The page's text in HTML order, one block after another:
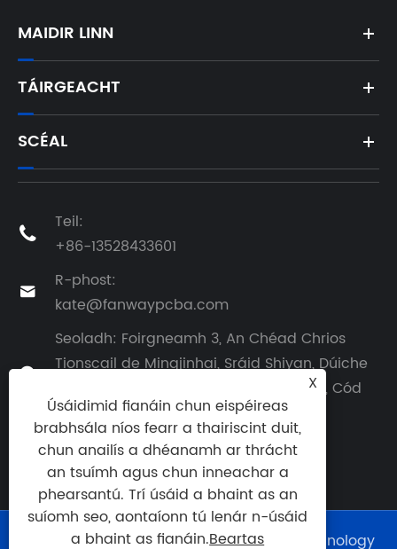
MAIDIR LINN
TÁIRGEACHT
SCÉAL

Teil:
+86-13528433601

R-phost:
kate@fanwaypcba.com

Seoladh: Foirgneamh 3, An Chéad Chrios
Tionscail de Mingjinhai, Sráid Shiyan, Dúiche
Bao'an, Shenzhen, Guangdong, an tSín, Cód
Zip: 518108
Cóipcheart © 2025 Shenzhen Fanway Technology
X
Úsáidimid fianáin chun eispéireas
brabhsála níos fearr a thairiscint duit,
chun anailís a dhéanamh ar thrácht
an tsuímh agus chun inneachar a
phearsantú. Trí úsáid a bhaint as an
suíomh seo, aontaíonn tú lenár n-úsáid
a bhaint as fianáin.Beartas